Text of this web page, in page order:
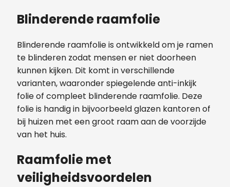
Blinderende raamfolie
Blinderende raamfolie is ontwikkeld om je ramen
te blinderen zodat mensen er niet doorheen
kunnen kijken. Dit komt in verschillende
varianten, waaronder spiegelende anti-inkijk
folie of compleet blinderende raamfolie. Deze
folie is handig in bijvoorbeeld glazen kantoren of
bij huizen met een groot raam aan de voorzijde
van het huis.
Raamfolie met
veiligheidsvoordelen